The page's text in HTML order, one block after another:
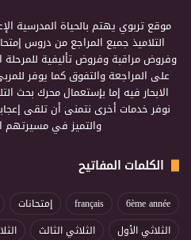
موقع تربوي يهتم بالحياة المدرسية
التلاميذ جميع المراجع من دروس
وفروض مراقبة وفروض تأليفية للمرحلة
على المراجعة والتفوق كما يوفر
الابحار فيه إما بإستعمال محرك بحث
نوفر خدمات أخرى نتمنى أن تلقى
والتميز في مسيرتهم
الكلمات المفاتيح
6ème année
français إمتحانات
الثلاثي الأول
الثلاثي الثالث